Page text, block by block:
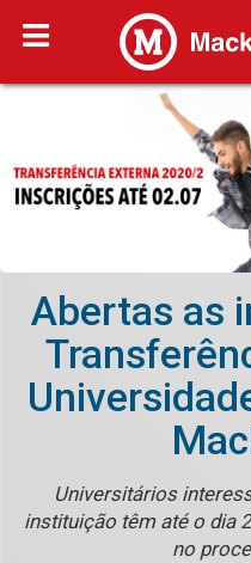
Abertas as
Universitários
instituição têm até o dia
no